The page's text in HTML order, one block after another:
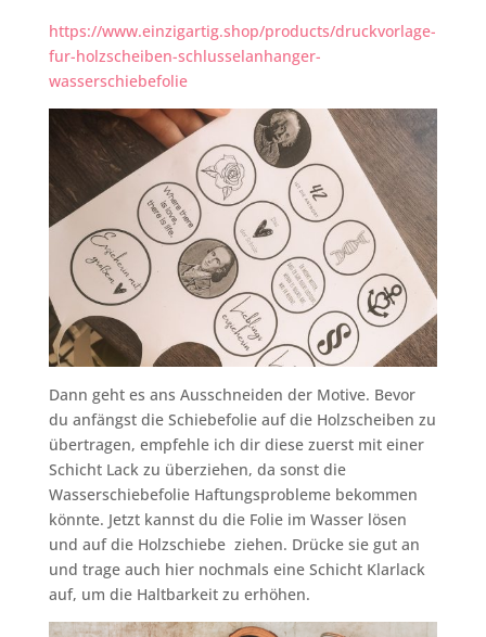
https://www.einzigartig.shop/products/druckvorlage-
fur-holzscheiben-schlusselanhanger-
wasserschiebefolie
Dann geht es ans Ausschneiden der Motive. Bevor
du anfängst die Schiebefolie auf die Holzscheiben zu
übertragen, empfehle ich dir diese zuerst mit einer
Schicht Lack zu überziehen, da sonst die
Wasserschiebefolie Haftungsprobleme bekommen
könnte. Jetzt kannst du die Folie im Wasser lösen
und auf die Holzschiebe ziehen. Drücke sie gut an
und trage auch hier nochmals eine Schicht Klarlack
auf, um die Haltbarkeit zu erhöhen.